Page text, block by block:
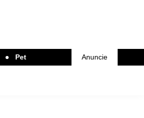
Pet Anuncie